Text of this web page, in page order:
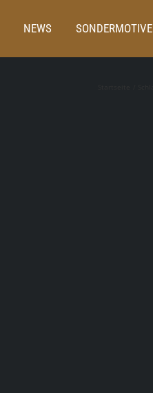
NEWS SONDERMOTIVE